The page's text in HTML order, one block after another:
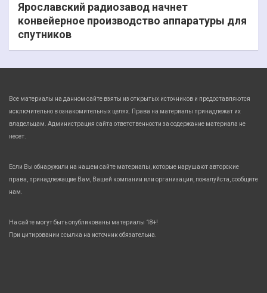
Ярославский радиозавод начнет
конвейерное производство аппаратуры для
спутников
Все материалы на данном сайте взяты из открытых источников и предоставляются
исключительно в ознакомительных целях. Права на материалы принадлежат их
владельцам. Администрация сайта ответственности за содержание материала не
несет.
Если Вы обнаружили на нашем сайте материалы, которые нарушают авторские
права, принадлежащие Вам, Вашей компании или организации, пожалуйста, сообщите
нам.
На сайте могут быть опубликованы материалы 18+!
При цитировании ссылка на источник обязательна.